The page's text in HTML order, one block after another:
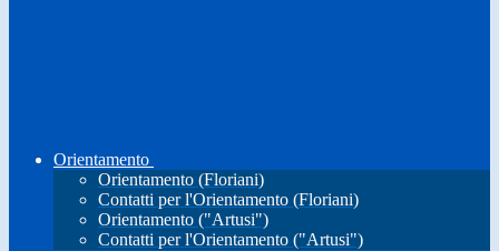
Orientamento
Orientamento (Floriani)
Contatti per l'Orientamento (Floriani)
Orientamento ("Artusi")
Contatti per l'Orientamento ("Artusi")